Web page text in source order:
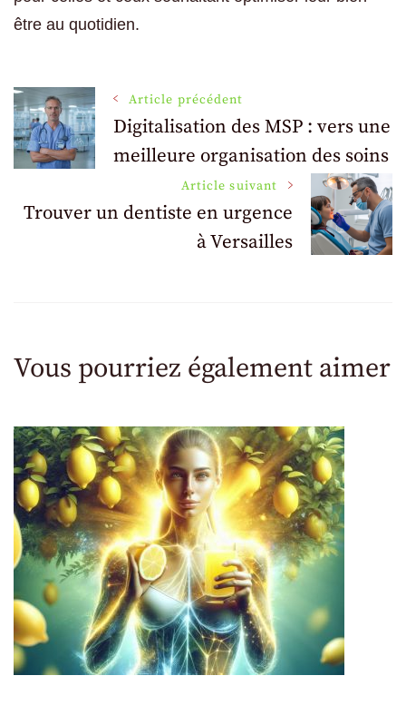
être au quotidien.
Navigation
des
articles
Article précédent
Digitalisation des MSP : vers une
meilleure organisation des soins
Article suivant
Trouver un dentiste en urgence
à Versailles
Vous pourriez également aimer